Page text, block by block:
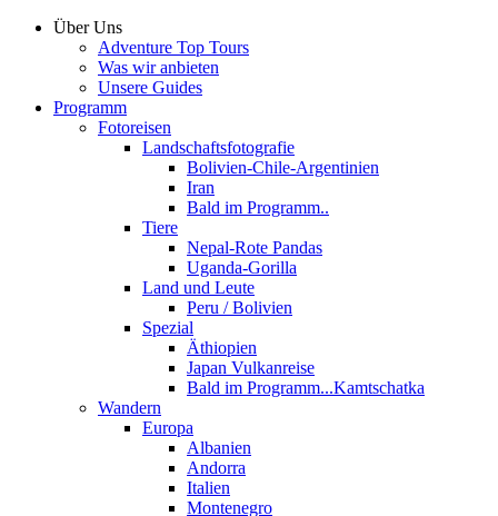
Über Uns
Adventure Top Tours
Was wir anbieten
Unsere Guides
Programm
Fotoreisen
Landschaftsfotografie
Bolivien-Chile-Argentinien
Iran
Bald im Programm..
Tiere
Nepal-Rote Pandas
Uganda-Gorilla
Land und Leute
Peru / Bolivien
Spezial
Äthiopien
Japan Vulkanreise
Bald im Programm...Kamtschatka
Wandern
Europa
Albanien
Andorra
Italien
Montenegro